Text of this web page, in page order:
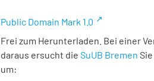
Public Domain Mark 1.0
Frei zum Herunterladen. Bei einer
daraus ersucht die SuUB Bremen
um: